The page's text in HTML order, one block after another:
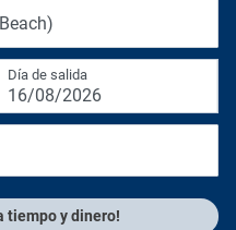
Día de salida
16/08/2026
tiempo y dinero!